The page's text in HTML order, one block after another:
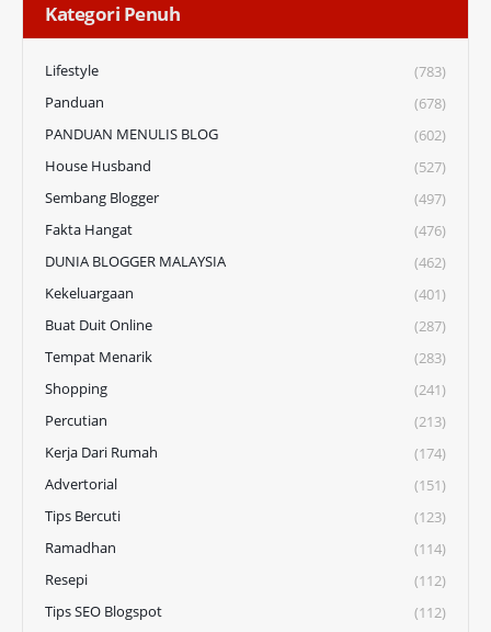
Kategori Penuh
Lifestyle
(783)
Panduan
(678)
PANDUAN MENULIS BLOG
(602)
House Husband
(527)
Sembang Blogger
(497)
Fakta Hangat
(476)
DUNIA BLOGGER MALAYSIA
(462)
Kekeluargaan
(401)
Buat Duit Online
(287)
Tempat Menarik
(283)
Shopping
(241)
Percutian
(213)
Kerja Dari Rumah
(174)
Advertorial
(151)
Tips Bercuti
(123)
Ramadhan
(114)
Resepi
(112)
Tips SEO Blogspot
(112)